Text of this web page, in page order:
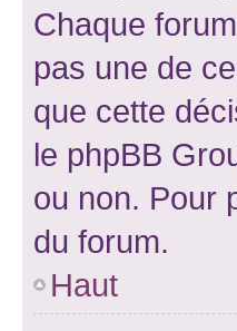
Chaque
pas une de
que cette
le phpBB
ou non. Pour
du forum.
Haut